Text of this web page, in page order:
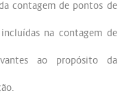
contagem de pontos de
na contagem de
ao propósito da